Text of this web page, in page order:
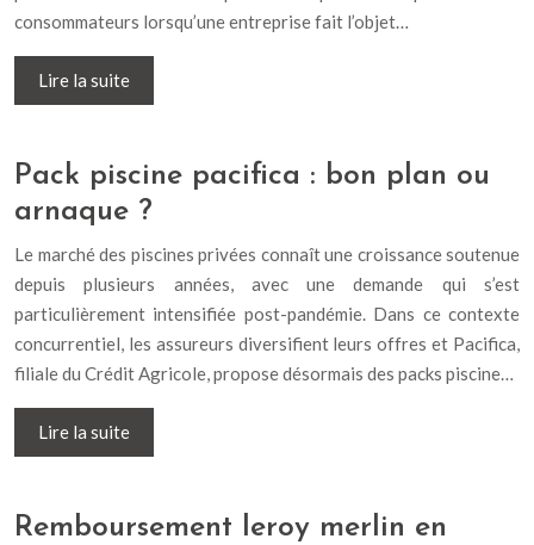
consommateurs lorsqu’une entreprise fait l’objet…
Lire la suite
Pack piscine pacifica : bon plan ou
arnaque ?
Le marché des piscines privées connaît une croissance soutenue
depuis plusieurs années, avec une demande qui s’est
particulièrement intensifiée post-pandémie. Dans ce contexte
concurrentiel, les assureurs diversifient leurs offres et Pacifica,
filiale du Crédit Agricole, propose désormais des packs piscine…
Lire la suite
Remboursement leroy merlin en